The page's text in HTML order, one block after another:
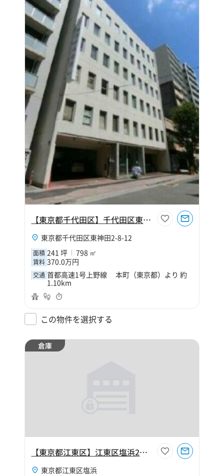
【東京都千代田区】千代田区東神田2丁目241坪倉庫
東京都千代田区東神田2-8-12
面積 241 坪 798 ㎡
賃料 370.0万円
交通 首都高速1号上野線 本町（東京都）より 約
1.10km
この物件を選択する
倉庫
【東京都江東区】江東区塩浜2丁目180坪倉庫
東京都江東区塩浜